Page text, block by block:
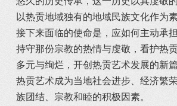
以热贡地域独有的地域民族文化作为
接下来面临的使命是，应如何主动承
持守那份宗教的热情与虔敬，看护热
多元与绚烂，开创热贡艺术发展的新
热贡艺术成为当地社会进步、经济繁
族团结、宗教和睦的积极因素。